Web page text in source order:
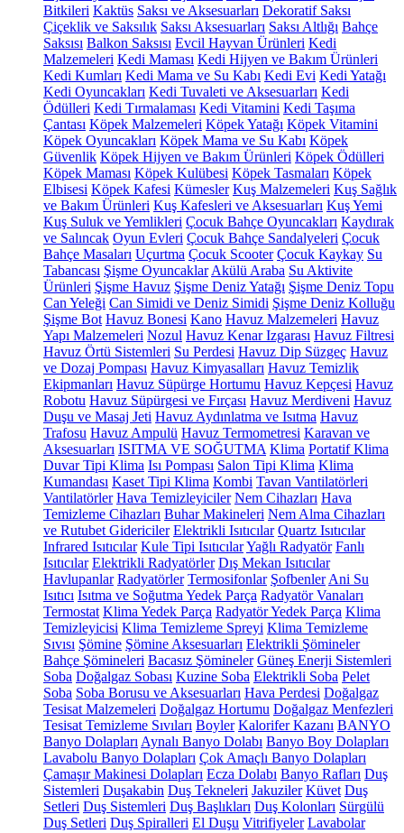
Bitkileri Kaktüs Saksı ve Aksesuarları Dekoratif Saksı
Çiçeklik ve Saksılık Saksı Aksesuarları Saksı Altlığı Bahçe
Saksısı Balkon Saksısı Evcil Hayvan Ürünleri Kedi
Malzemeleri Kedi Maması Kedi Hijyen ve Bakım Ürünleri
Kedi Kumları Kedi Mama ve Su Kabı Kedi Evi Kedi Yatağı
Kedi Oyuncakları Kedi Tuvaleti ve Aksesuarları Kedi
Ödülleri Kedi Tırmalaması Kedi Vitamini Kedi Taşıma
Çantası Köpek Malzemeleri Köpek Yatağı Köpek Vitamini
Köpek Oyuncakları Köpek Mama ve Su Kabı Köpek
Güvenlik Köpek Hijyen ve Bakım Ürünleri Köpek Ödülleri
Köpek Maması Köpek Kulübesi Köpek Tasmaları Köpek
Elbisesi Köpek Kafesi Kümesler Kuş Malzemeleri Kuş Sağlık
ve Bakım Ürünleri Kuş Kafesleri ve Aksesuarları Kuş Yemi
Kuş Suluk ve Yemlikleri Çocuk Bahçe Oyuncakları Kaydırak
ve Salıncak Oyun Evleri Çocuk Bahçe Sandalyeleri Çocuk
Bahçe Masaları Uçurtma Çocuk Scooter Çocuk Kaykay Su
Tabancası Şişme Oyuncaklar Akülü Araba Su Aktivite
Ürünleri Şişme Havuz Şişme Deniz Yatağı Şişme Deniz Topu
Can Yeleği Can Simidi ve Deniz Simidi Şişme Deniz Kolluğu
Şişme Bot Havuz Bonesi Kano Havuz Malzemeleri Havuz
Yapı Malzemeleri Nozul Havuz Kenar Izgarası Havuz Filtresi
Havuz Örtü Sistemleri Su Perdesi Havuz Dip Süzgeç Havuz
ve Dozaj Pompası Havuz Kimyasalları Havuz Temizlik
Ekipmanları Havuz Süpürge Hortumu Havuz Kepçesi Havuz
Robotu Havuz Süpürgesi ve Fırçası Havuz Merdiveni Havuz
Duşu ve Masaj Jeti Havuz Aydınlatma ve Isıtma Havuz
Trafosu Havuz Ampulü Havuz Termometresi Karavan ve
Aksesuarları ISITMA VE SOĞUTMA Klima Portatif Klima
Duvar Tipi Klima Isı Pompası Salon Tipi Klima Klima
Kumandası Kaset Tipi Klima Kombi Tavan Vantilatörleri
Vantilatörler Hava Temizleyiciler Nem Cihazları Hava
Temizleme Cihazları Buhar Makineleri Nem Alma Cihazları
ve Rutubet Gidericiler Elektrikli Isıtıcılar Quartz Isıtıcılar
Infrared Isıtıcılar Kule Tipi IsıtıcılarYağlı Radyatör Fanlı
Isıtıcılar Elektrikli Radyatörler Dış Mekan Isıtıcılar
Havlupanlar Radyatörler Termosifonlar Şofbenler Ani Su
Isıtıcı Isıtma ve Soğutma Yedek Parça Radyatör Vanaları
Termostat Klima Yedek Parça Radyatör Yedek Parça Klima
Temizleyicisi Klima Temizleme Spreyi Klima Temizleme
Sıvısı Şömine Şömine Aksesuarları Elektrikli Şömineler
Bahçe Şömineleri Bacasız Şömineler Güneş Enerji Sistemleri
Soba Doğalgaz Sobası Kuzine Soba Elektrikli Soba Pelet
Soba Soba Borusu ve Aksesuarları Hava Perdesi Doğalgaz
Tesisat Malzemeleri Doğalgaz Hortumu Doğalgaz Menfezleri
Tesisat Temizleme Sıvıları Boyler Kalorifer Kazanı BANYO
Banyo Dolapları Aynalı Banyo Dolabı Banyo Boy Dolapları
Lavabolu Banyo Dolapları Çok Amaçlı Banyo Dolapları
Çamaşır Makinesi Dolapları Ecza Dolabı Banyo Rafları Duş
Sistemleri Duşakabin Duş Tekneleri Jakuziler Küvet Duş
Setleri Duş Sistemleri Duş Başlıkları Duş Kolonları Sürgülü
Duş Setleri Duş Spiralleri El Duşu Vitrifiyeler Lavabolar